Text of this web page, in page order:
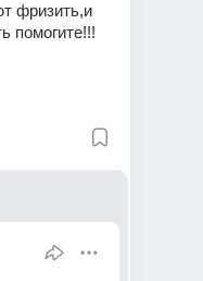
фризить,и
помогите!!!